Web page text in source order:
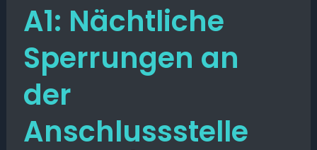
A1: Nächtliche
Sperrungen an
der
Anschlussstelle